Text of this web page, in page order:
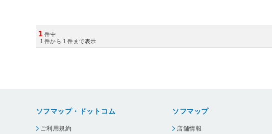
1 件中
1 件から 1 件まで表示
ソフマップ・ドットコム
ご利用規約
ソフマップ
店舗情報